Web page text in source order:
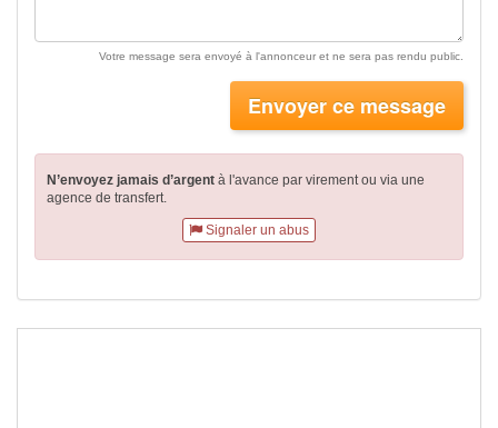
Votre message sera envoyé à l'annonceur et ne sera pas rendu public.
Envoyer ce message
N’envoyez jamais d’argent à l'avance par virementou via une
agence de transfert.
Signaler un abus